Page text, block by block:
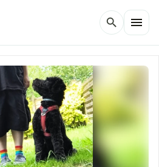
search menu